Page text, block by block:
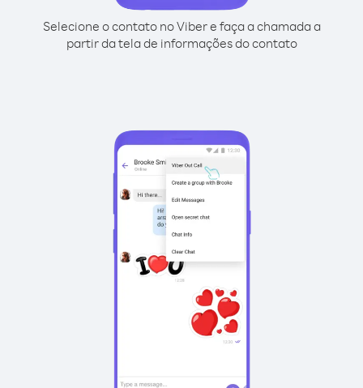
Selecione o contato no Viber e faça a chamada a
partir da tela de informações do contato